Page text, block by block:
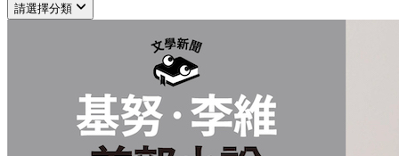
請選擇分類